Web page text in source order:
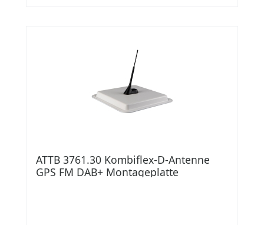
ATTB 3761.30 Kombiflex-D-Antenne
GPS FM DAB+ Montageplatte